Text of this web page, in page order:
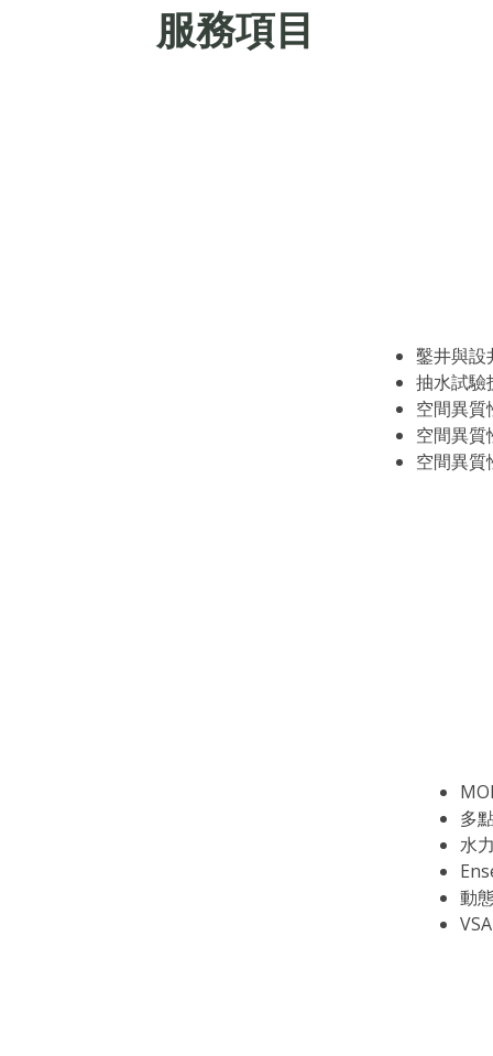
服務項目
鑿井與設
抽水試驗
空間異質
空間異質
空間異質
多
水
動